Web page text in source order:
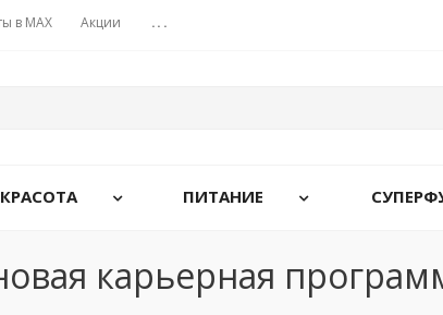
в MAX Акции ...
КРАСОТА ПИТАНИЕ
карьерная